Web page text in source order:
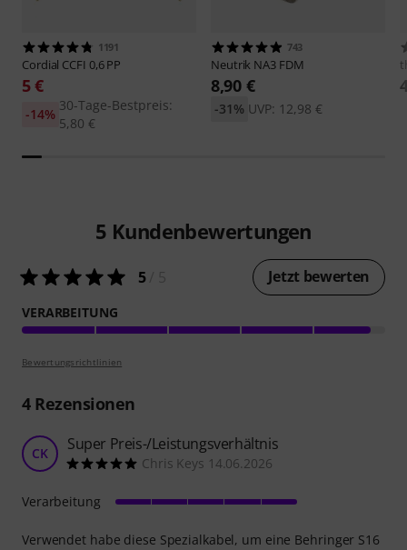
1191
Cordial CCFI 0,6 PP
5 €
30-Tage-Bestpreis:
5,80 €
-14%
743
Neutrik NA3 FDM
8,90 €
UVP: 12,98 €
-31%
5 Kundenbewertungen
5/ 5 Jetzt bewerten
VERARBEITUNG
Bewertungsrichtlinien
4Rezensionen
CK Super Preis-/Leistungsverhältnis
Chris Keys 14.06.2026
Verwendet habe diese Spezialkabel, um eine Behringer S16
Verarbeitung